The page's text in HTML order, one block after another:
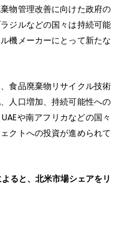
物管理改善に向けた政府の
ジルなどの国々は持続可能
機メーカーにとって新たな
食品廃棄物リサイクル技術
人口増加、持続可能性への
や南アフリカなどの国々
クトへの投資が進められて
と、北米市場シェアをリ